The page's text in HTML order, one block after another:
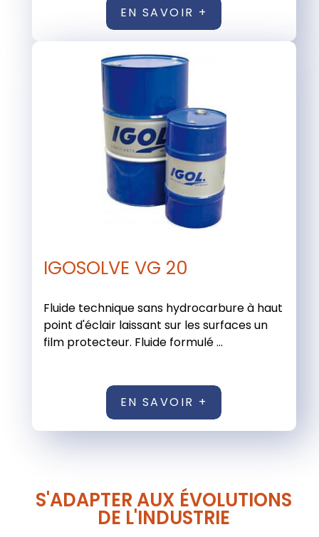
EN SAVOIR +
IGOSOLVE VG 20
Fluide technique sans hydrocarbure à haut
point d'éclair laissant sur les surfaces un
film protecteur. Fluide formulé ...
EN SAVOIR +
S'ADAPTER AUX ÉVOLUTIONS
DE L'INDUSTRIE